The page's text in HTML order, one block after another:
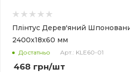
Плінтус Дерев'яний
2400x18x60 мм
Достатньо Арт.: KLE60-01
468 грн/шт